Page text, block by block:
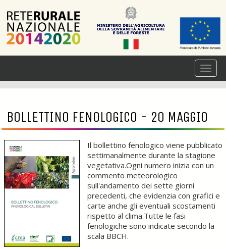
BOLLETTINO FENOLOGICO - 20 MAGGIO
Il bollettino fenologico viene pubblicato
settimanalmente durante la stagione
vegetativa.Ogni numero inizia con un
commento meteorologico
sull'andamento dei sette giorni
precedenti, che evidenzia con grafici e
carte anche gli eventuali scostamenti
rispetto al clima.Tutte le fasi
fenologiche sono indicate secondo la
scala BBCH.